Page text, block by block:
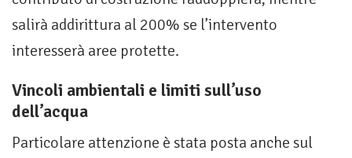
salirà addirittura al 200% se l’intervento
interesserà aree protette.
Vincoli ambientali e limiti sull’uso
dell’acqua
Particolare attenzione è stata posta anche sul